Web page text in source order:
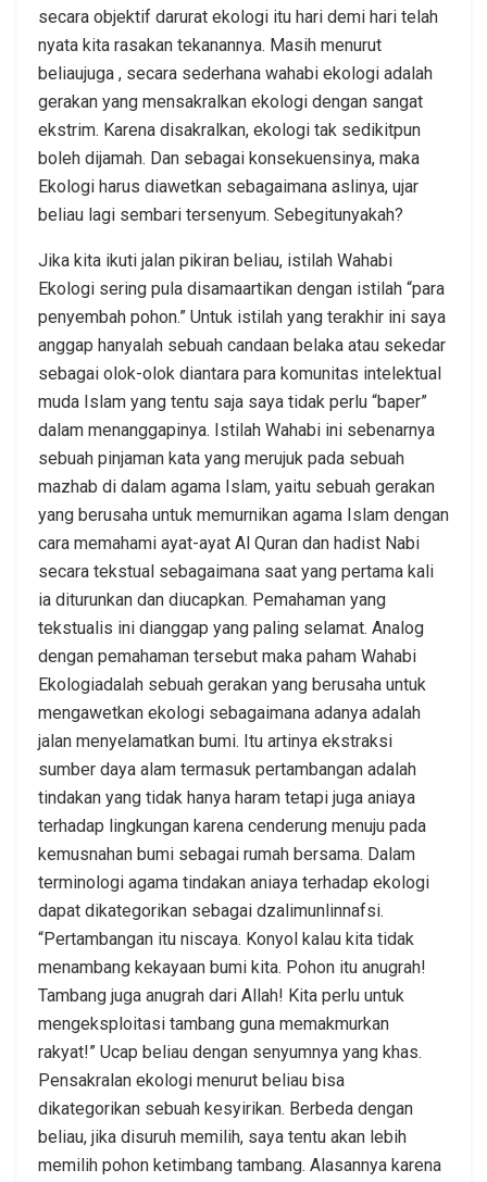
secara objektif darurat ekologi itu hari demi hari telah
nyata kita rasakan tekanannya. Masih menurut
beliaujuga , secara sederhana wahabi ekologi adalah
gerakan yang mensakralkan ekologi dengan sangat
ekstrim. Karena disakralkan, ekologi tak sedikitpun
boleh dijamah. Dan sebagai konsekuensinya, maka
Ekologi harus diawetkan sebagaimana aslinya, ujar
beliau lagi sembari tersenyum. Sebegitunyakah?
Jika kita ikuti jalan pikiran beliau, istilah Wahabi
Ekologi sering pula disamaartikan dengan istilah “para
penyembah pohon.” Untuk istilah yang terakhir ini saya
anggap hanyalah sebuah candaan belaka atau sekedar
sebagai olok-olok diantara para komunitas intelektual
muda Islam yang tentu saja saya tidak perlu “baper”
dalam menanggapinya. Istilah Wahabi ini sebenarnya
sebuah pinjaman kata yang merujuk pada sebuah
mazhab di dalam agama Islam, yaitu sebuah gerakan
yang berusaha untuk memurnikan agama Islam dengan
cara memahami ayat-ayat Al Quran dan hadist Nabi
secara tekstual sebagaimana saat yang pertama kali
ia diturunkan dan diucapkan. Pemahaman yang
tekstualis ini dianggap yang paling selamat. Analog
dengan pemahaman tersebut maka paham Wahabi
Ekologiadalah sebuah gerakan yang berusaha untuk
mengawetkan ekologi sebagaimana adanya adalah
jalan menyelamatkan bumi. Itu artinya ekstraksi
sumber daya alam termasuk pertambangan adalah
tindakan yang tidak hanya haram tetapi juga aniaya
terhadap lingkungan karena cenderung menuju pada
kemusnahan bumi sebagai rumah bersama. Dalam
terminologi agama tindakan aniaya terhadap ekologi
dapat dikategorikan sebagai dzalimunlinnafsi.
“Pertambangan itu niscaya. Konyol kalau kita tidak
menambang kekayaan bumi kita. Pohon itu anugrah!
Tambang juga anugrah dari Allah! Kita perlu untuk
mengeksploitasi tambang guna memakmurkan
rakyat!” Ucap beliau dengan senyumnya yang khas.
Pensakralan ekologi menurut beliau bisa
dikategorikan sebuah kesyirikan. Berbeda dengan
beliau, jika disuruh memilih, saya tentu akan lebih
memilih pohon ketimbang tambang. Alasannya karena